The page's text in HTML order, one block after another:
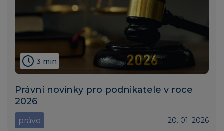
3 min
Právní novinky pro podnikatele v roce
2026
právo 20. 01. 2026